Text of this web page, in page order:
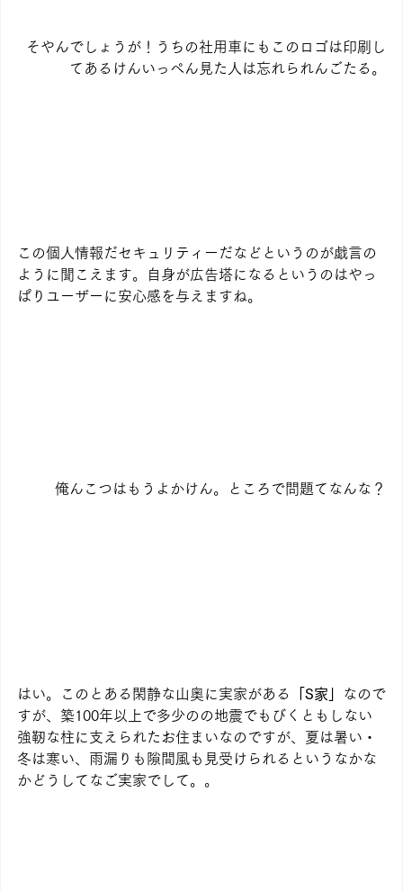
そやんでしょうが！うちの社用車にもこのロゴは印刷し
てあるけんいっぺん見た人は忘れられんごたる。
この個人情報だセキュリティーだなどというのが戯言の
ように聞こえます。自身が広告塔になるというのはやっ
ぱりユーザーに安心感を与えますね。
俺んこつはもうよかけん。ところで問題てなんな？
はい。このとある閑静な山奥に実家がある 「S家」
なので
すが、築100年以上で多少のの地震でもびくともしない
強靭な柱に支えられたお住まいなのですが、夏は暑い・
冬は寒い、雨漏りも隙間風も見受けられるというなかな
かどうしてなご実家でして。。